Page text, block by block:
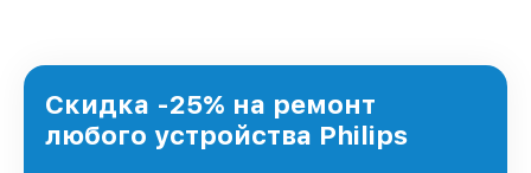
Скидка -25% на ремонт
любого устройства Philips